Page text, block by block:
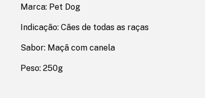
Marca: Pet Dog
Indicação: Cães de todas as raças
Sabor: Maçã com canela
Peso: 250g